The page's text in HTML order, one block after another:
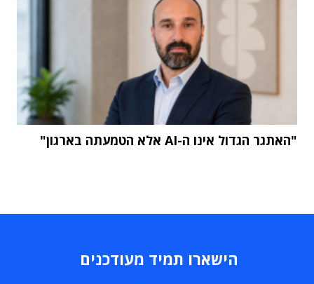
"האתגר הגדול אינו ה-AI אלא הטמעתה בארגון"
הישארו תמיד מעודכנים